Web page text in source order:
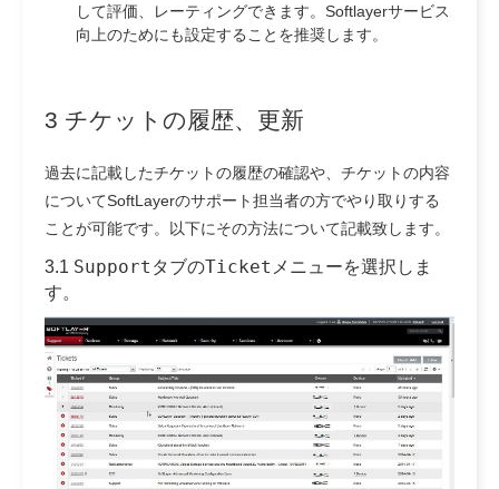
して評価、レーティングできます。Softlayerサービス
向上のためにも設定することを推奨します。
3 チケットの履歴、更新
過去に記載したチケットの履歴の確認や、チケットの内容
についてSoftLayerのサポート担当者の方でやり取りする
ことが可能です。以下にその方法について記載致します。
3.1 Support タブのTicket メニューを選択しま
す。